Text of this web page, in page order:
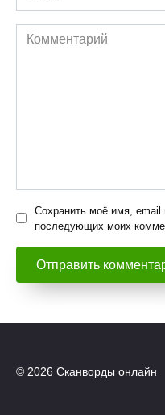
*
Комментарий
Сохранить моё имя, email
последующих моих
© 2026 Сканворды онлайн